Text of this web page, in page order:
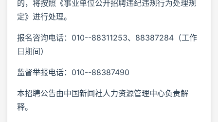
的，将按照《事业单位公开招聘违纪违规行为处理规
定》进行处理。
报名咨询电话：010--88311253、88387284（工作
日期间）
监督举报电话：010--88387490
本招聘公告由中国新闻社人力资源管理中心负责解
释。